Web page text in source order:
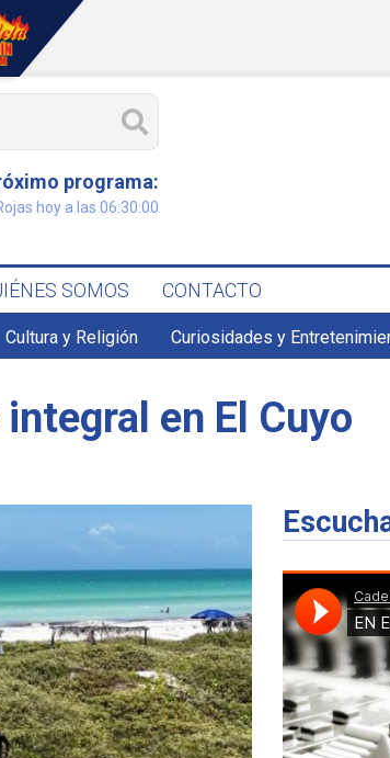
programa:
hoy a las 06:30:00
SOMOS CONTACTO
Cultura y Religión Curiosidades y
en El Cuyo